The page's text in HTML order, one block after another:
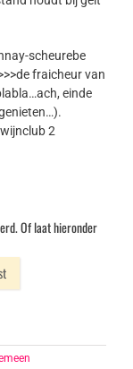
scheurebe
fraicheur van
einde
2
Of laat hieronder